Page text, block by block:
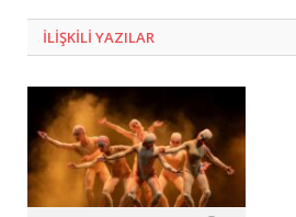
ILIŞKILI YAZILAR